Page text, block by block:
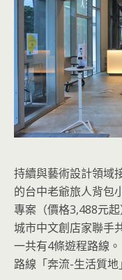
持續與藝術設計領域
的台中老爺旅人背包
專案（價格3,488元
城市中文創店家聯手
一共有4條遊程路線
路線「奔流-生活質地